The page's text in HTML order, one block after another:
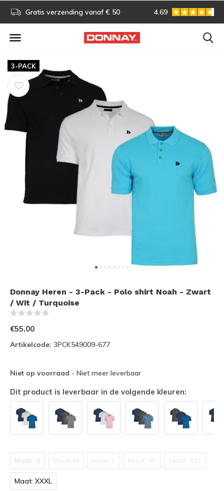
Gratis verzending vanaf € 50 Gratis omruilen
4.69
3-PACK
Donnay Heren - 3-Pack - Polo shirt Noah - Zwart
/ Wit / Turquoise
€55,00
Artikelcode: 3PCK549009-677
Niet op voorraad - Niet meer leverbaar
Dit product is leverbaar in de volgende kleuren:
Maat: S Maat: M Maat: L Maat: XL Maat: XXL
Maat: XXXL